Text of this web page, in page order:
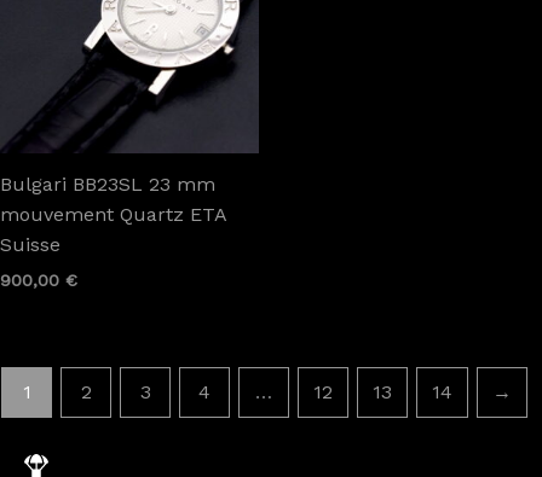
Bulgari BB23SL 23 mm
mouvement Quartz ETA
Suisse
900,00 €
1 2 3 4 … 12 13 14 →